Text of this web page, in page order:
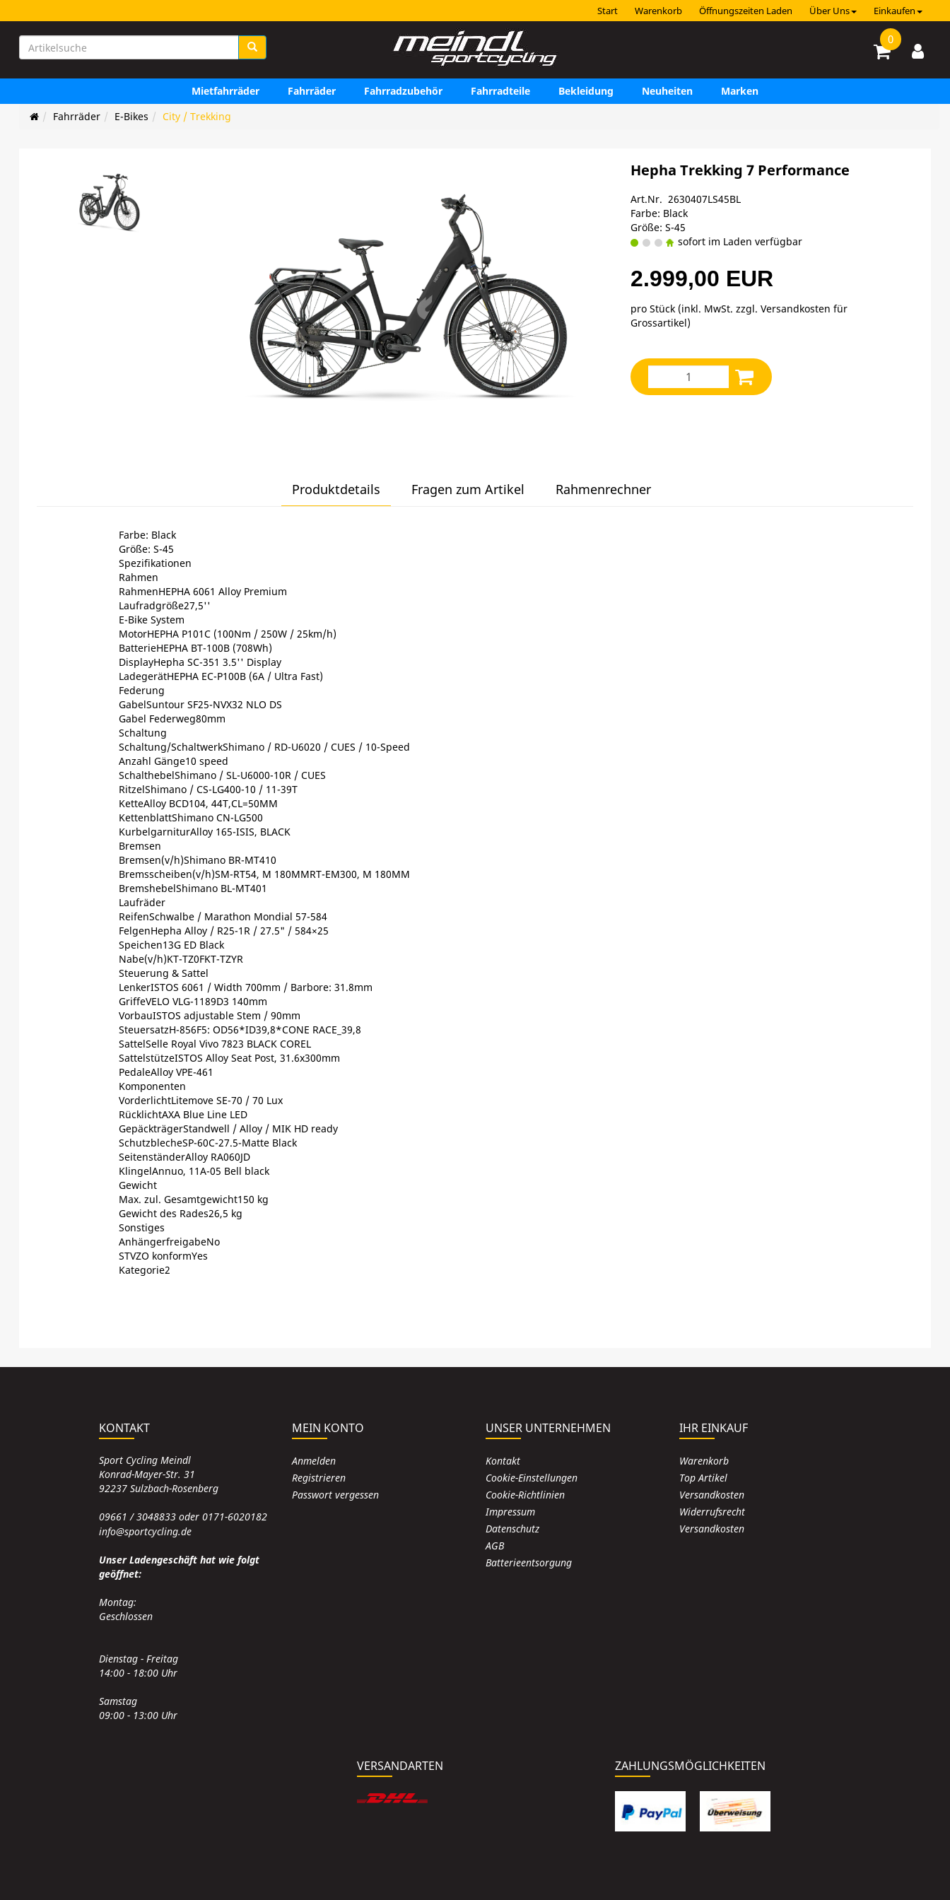
Start Warenkorb Öffnungszeiten Laden Über Uns Einkaufen
0
Mietfahrräder Fahrräder Fahrradzubehör Fahrradteile Bekleidung Neuheiten
Marken
Fahrräder
E-Bikes City / Trekking
Hepha Trekking 7 Performance
Art.Nr. 2630407LS45BL
Farbe: Black
Größe: S-45
sofort im Laden verfügbar
2.999,00 EUR
pro Stück (inkl. MwSt. zzgl.Versandkosten für
Grossartikel)
Produktdetails Fragen zum Artikel Rahmenrechner
Farbe: Black
Größe: S-45
Spezifikationen
Rahmen
RahmenHEPHA 6061 Alloy Premium
Laufradgröße27,5''
E-Bike System
MotorHEPHA P101C (100Nm / 250W / 25km/h)
BatterieHEPHA BT-100B (708Wh)
DisplayHepha SC-351 3.5'' Display
LadegerätHEPHA EC-P100B (6A / Ultra Fast)
Federung
GabelSuntour SF25-NVX32 NLO DS
Gabel Federweg80mm
Schaltung
Schaltung/SchaltwerkShimano / RD-U6020 / CUES / 10-Speed
Anzahl Gänge10 speed
SchalthebelShimano / SL-U6000-10R / CUES
RitzelShimano / CS-LG400-10 / 11-39T
KetteAlloy BCD104, 44T,CL=50MM
KettenblattShimano CN-LG500
KurbelgarniturAlloy 165-ISIS, BLACK
Bremsen
Bremsen(v/h)Shimano BR-MT410
Bremsscheiben(v/h)SM-RT54, M 180MMRT-EM300, M 180MM
BremshebelShimano BL-MT401
Laufräder
ReifenSchwalbe / Marathon Mondial 57-584
FelgenHepha Alloy / R25-1R / 27.5" / 584×25
Speichen13G ED Black
Nabe(v/h)KT-TZ0FKT-TZYR
Steuerung & Sattel
LenkerISTOS 6061 / Width 700mm / Barbore: 31.8mm
GriffeVELO VLG-1189D3 140mm
VorbauISTOS adjustable Stem / 90mm
SteuersatzH-856F5: OD56*ID39,8*CONE RACE_39,8
SattelSelle Royal Vivo 7823 BLACK COREL
SattelstützeISTOS Alloy Seat Post, 31.6x300mm
PedaleAlloy VPE-461
Komponenten
VorderlichtLitemove SE-70 / 70 Lux
RücklichtAXA Blue Line LED
GepäckträgerStandwell / Alloy / MIK HD ready
SchutzblecheSP-60C-27.5-Matte Black
SeitenständerAlloy RA060JD
KlingelAnnuo, 11A-05 Bell black
Gewicht
Max. zul. Gesamtgewicht150 kg
Gewicht des Rades26,5 kg
Sonstiges
AnhängerfreigabeNo
STVZO konformYes
Kategorie2
KONTAKT
Sport Cycling Meindl
Konrad-Mayer-Str. 31
92237 Sulzbach-Rosenberg
09661 / 3048833 oder 0171-6020182
info@sportcycling.de
Unser Ladengeschäft hat wie folgt
geöffnet:
Montag:
Geschlossen
Dienstag - Freitag
14:00 - 18:00 Uhr
Samstag
09:00 - 13:00 Uhr
MEIN KONTO
Anmelden
Registrieren
Passwort vergessen
UNSER UNTERNEHMEN
Kontakt
Cookie-Einstellungen
Cookie-Richtlinien
Impressum
Datenschutz
AGB
Batterieentsorgung
IHR EINKAUF
Warenkorb
Top Artikel
Versandkosten
Widerrufsrecht
Versandkosten
VERSANDARTEN ZAHLUNGSMÖGLICHKEITEN